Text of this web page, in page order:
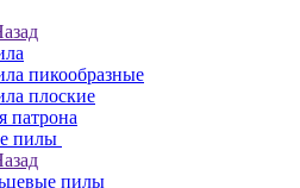
пикообразные
плоские
патрона
пилы
пилы